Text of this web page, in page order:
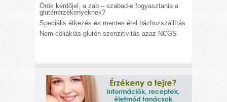
Örök kérdőjel, a zab – szabad-e fogyasztania a
gluténérzékenyeknek?
Speciális étkezés és mentes étel házhozszállítás
Nem cöliákiás glutén szenzitivitás azaz NCGS